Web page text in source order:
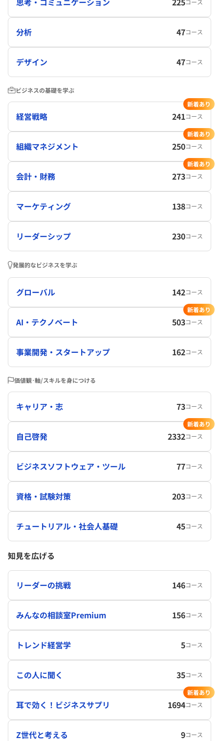
コース
分析 47コース
デザイン 47コース
ビジネスの基礎を学ぶ
経営戦略 241コース
新着あり
組織マネジメント 250コース
新着あり
会計・財務 273コース
新着あり
マーケティング 138コース
リーダーシップ 230コース
発展的なビジネスを学ぶ
グローバル 142コース
AI・テクノベート 503コース
新着あり
事業開発・スタートアップ 162コース
価値観･軸/スキルを身につける
キャリア・志 73コース
自己啓発 2332コース
新着あり
ビジネスソフトウェア・ツール 77コース
資格・試験対策 203コース
チュートリアル・社会人基礎 45コース
知見を広げる
リーダーの挑戦 146コース
みんなの相談室Premium 156コース
トレンド経営学 5コース
この人に聞く 35コース
耳で効く！ビジネスサプリ 1694コース
新着あり
Z世代と考える 9コース